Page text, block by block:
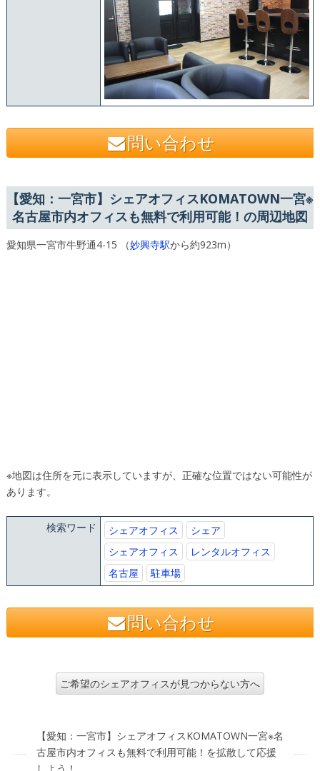
問い合わせ
【愛知：一宮市】シェアオフィスKOMATOWN一宮※
名古屋市内オフィスも無料で利用可能！の周辺地図
愛知県一宮市牛野通4-15 （妙興寺駅から約923m）
※地図は住所を元に表示していますが、正確な位置ではない可能性が
あります。
検索ワード シェアオフィス
シェア
シェアオフィス
レンタルオフィス
名古屋
駐車場
問い合わせ
ご希望のシェアオフィスが見つからない方へ
【愛知：一宮市】シェアオフィスKOMATOWN一宮※名
古屋市内オフィスも無料で利用可能！を拡散して応援